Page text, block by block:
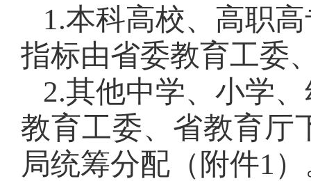
1.本科高校、高职
指标由省委教育工委
2.其他中学、小学
教育工委、省教育厅
局统筹分配（附件1